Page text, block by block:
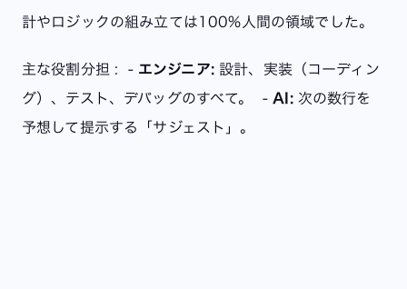
計やロジックの組み立ては100%人間の領域でした。
主な役割分担 : - エンジニア:設計、実装（コーディン
グ）、テスト、デバッグのすべて。
-AI:次の数行を
予想して提示する「サジェスト」。